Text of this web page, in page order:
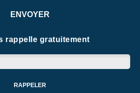
rappelle gratuitement